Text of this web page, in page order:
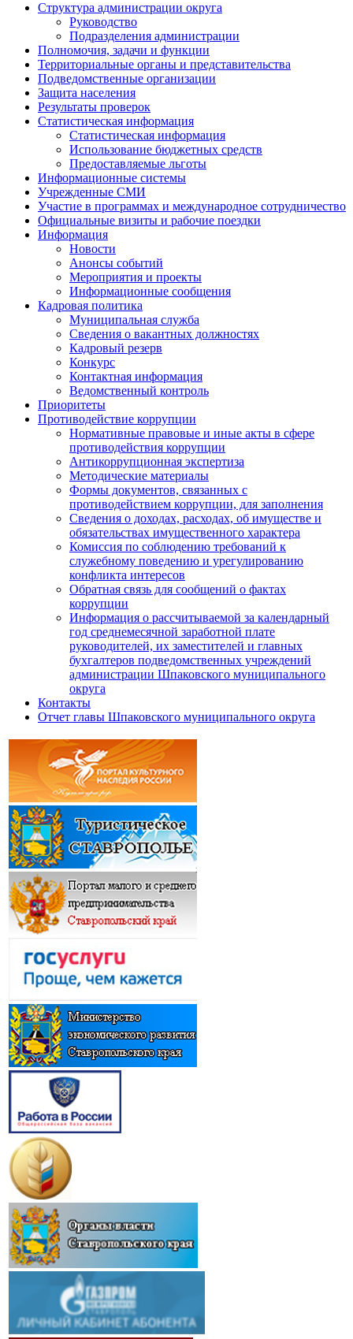
Структура администрации округа
Руководство
Подразделения администрации
Полномочия, задачи и функции
Территориальные органы и представительства
Подведомственные организации
Защита населения
Результаты проверок
Статистическая информация
Статистическая информация
Использование бюджетных средств
Предоставляемые льготы
Информационные системы
Учрежденные СМИ
Участие в программах и международное сотрудничество
Официальные визиты и рабочие поездки
Информация
Новости
Анонсы событий
Мероприятия и проекты
Информационные сообщения
Кадровая политика
Муниципальная служба
Сведения о вакантных должностях
Кадровый резерв
Конкурс
Контактная информация
Ведомственный контроль
Приоритеты
Противодействие коррупции
Нормативные правовые и иные акты в сфере
противодействия коррупции
Антикоррупционная экспертиза
Методические материалы
Формы документов, связанных с
противодействием коррупции, для заполнения
Сведения о доходах, расходах, об имуществе и
обязательствах имущественного характера
Комиссия по соблюдению требований к
служебному поведению и урегулированию
конфликта интересов
Обратная связь для сообщений о фактах
коррупции
Информация о рассчитываемой за календарный
год среднемесячной заработной плате
руководителей, их заместителей и главных
бухгалтеров подведомственных учреждений
администрации Шпаковского муниципального
округа
Контакты
Отчет главы Шпаковского муниципального округа